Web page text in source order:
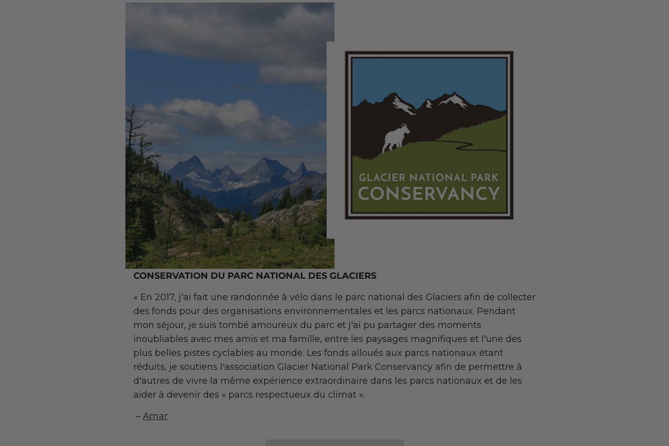
CONSERVATION DU PARC NATIONAL DES GLACIERS
« En 2017, j'ai fait une randonnée à vélo dans le parc national des Glaciers afin de collecter
des fonds pour des organisations environnementales et les parcs nationaux. Pendant
mon séjour, je suis tombé amoureux du parc et j'ai pu partager des moments
inoubliables avec mes amis et ma famille, entre les paysages magnifiques et l'une des
plus belles pistes cyclables au monde. Les fonds alloués aux parcs nationaux étant
réduits, je soutiens l'association Glacier National Park Conservancy afin de permettre à
d'autres de vivre la même expérience extraordinaire dans les parcs nationaux et de les
aider à devenir des « parcs respectueux du climat ».
– Amar